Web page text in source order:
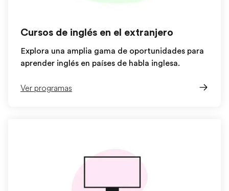
Cursos de inglés en el extranjero
Explora una amplia gama de oportunidades para
aprender inglés en países de habla inglesa.
Ver programas